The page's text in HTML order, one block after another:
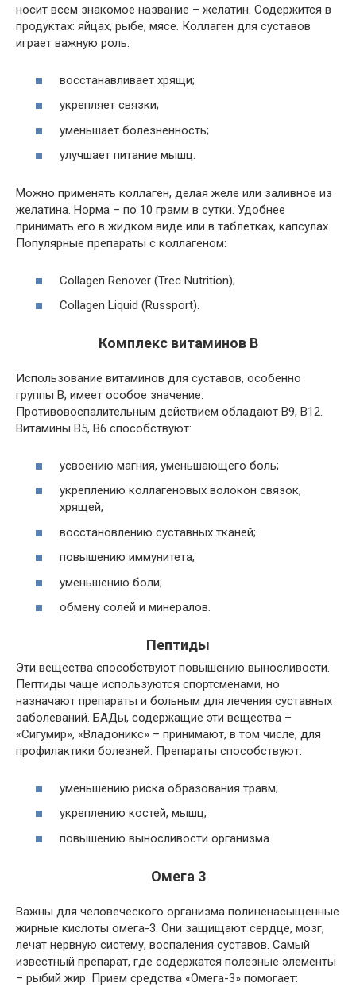
носит всем знакомое название – желатин. Содержится в
продуктах: яйцах, рыбе, мясе. Коллаген для суставов
играет важную роль:
восстанавливает хрящи;
укрепляет связки;
уменьшает болезненность;
улучшает питание мышц.
Можно применять коллаген, делая желе или заливное из
желатина. Норма – по 10 грамм в сутки. Удобнее
принимать его в жидком виде или в таблетках, капсулах.
Популярные препараты с коллагеном:
Collagen Renover (Trec Nutrition);
Collagen Liquid (Russport).
Комплекс витаминов B
Использование витаминов для суставов, особенно
группы В, имеет особое значение.
Противовоспалительным действием обладают В9, В12.
Витамины В5, В6 способствуют:
усвоению магния, уменьшающего боль;
укреплению коллагеновых волокон связок,
хрящей;
восстановлению суставных тканей;
повышению иммунитета;
уменьшению боли;
обмену солей и минералов.
Пептиды
Эти вещества способствуют повышению выносливости.
Пептиды чаще используются спортсменами, но
назначают препараты и больным для лечения суставных
заболеваний. БАДы, содержащие эти вещества –
«Сигумир», «Владоникс» – принимают, в том числе, для
профилактики болезней. Препараты способствуют:
уменьшению риска образования травм;
укреплению костей, мышц;
повышению выносливости организма.
Омега 3
Важны для человеческого организма полиненасыщенные
жирные кислоты омега-3. Они защищают сердце, мозг,
лечат нервную систему, воспаления суставов. Самый
известный препарат, где содержатся полезные элементы
– рыбий жир. Прием средства «Омега-3» помогает: